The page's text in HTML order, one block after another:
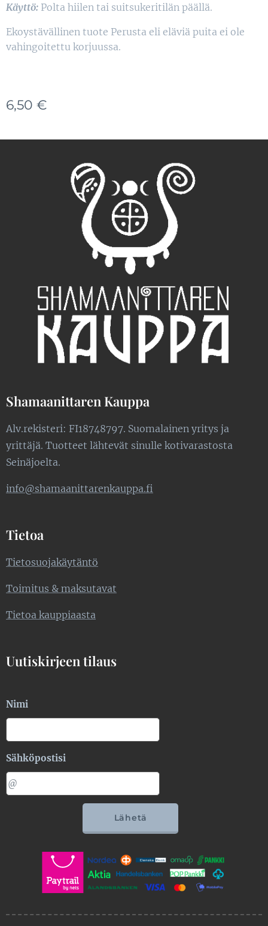
Käyttö: Polta hiilen tai suitsukeritilän päällä.
Ekoystävällinen tuote Perusta eli eläviä puita ei ole
vahingoitettu korjuussa.
6,50 €
Shamaanittaren Kauppa
Alv.rekisteri: FI18748797. Suomalainen yritys ja
yrittäjä. Tuotteet lähtevät sinulle kotivarastosta
Seinäjoelta.
info@shamaanittarenkauppa.fi
Tietoa
Tietosuojakäytäntö
Toimitus & maksutavat
Tietoa kauppiaasta
Uutiskirjeen tilaus
Nimi
Sähköpostisi
Lähetä